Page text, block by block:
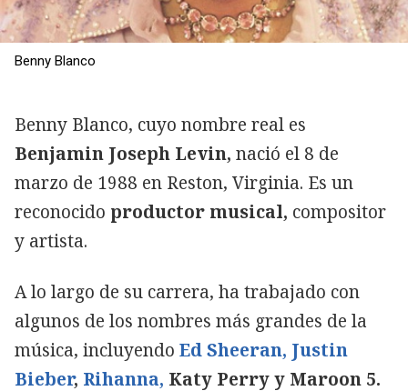
Benny Blanco
Benny Blanco, cuyo nombre real es
Benjamin Joseph Levin, nació el 8 de
marzo de 1988 en Reston, Virginia. Es un
reconocido productor musical, compositor
y artista.
A lo largo de su carrera, ha trabajado con
algunos de los nombres más grandes de la
música, incluyendo Ed Sheeran, Justin
Bieber, Rihanna, Katy Perry y Maroon 5.